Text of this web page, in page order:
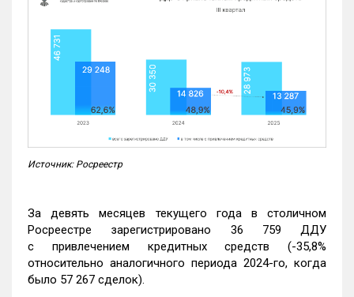
Источник: Росреестр
За девять месяцев текущего года в столичном
Росреестре зарегистрировано 36 759 ДДУ
с привлечением кредитных средств (-35,8%
относительно аналогичного периода 2024-го, когда
было 57 267 сделок).